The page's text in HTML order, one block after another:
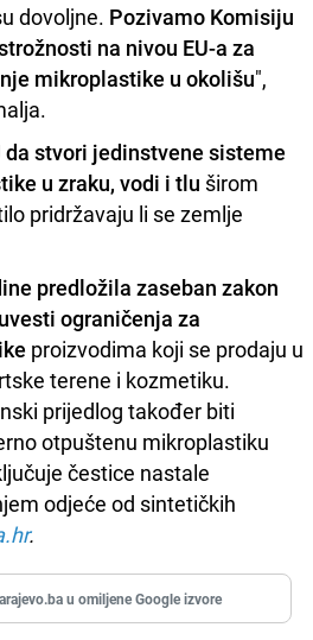
dovoljne. Pozivamo Komisiju
na nivou EU-a za
mikroplastike u okolišu",
da stvori jedinstvene sisteme
u zraku, vodi i tlu širom
pridržavaju li se zemlje
predložila zaseban zakon
ograničenja za
proizvodima koji se prodaju u
terene i kozmetiku.
prijedlog također biti
otpuštenu mikroplastiku
čestice nastale
odjeće od sintetičkih
.
u omiljene Google izvore